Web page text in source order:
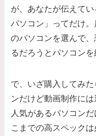
が、あなたが伝えて
パソコン」ってだけ
のパソコンを選んで
るだろうとパソコンを
で、いざ購入してみ
ンだけど動画制作に
人気があるパソコン
こまでの高スペックは